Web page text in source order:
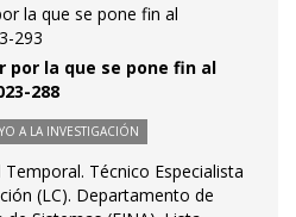
la que se pone fin al
293
por la que se pone fin al
288
A LA INVESTIGACIÓN
Técnico Especialista
(LC). Departamento de